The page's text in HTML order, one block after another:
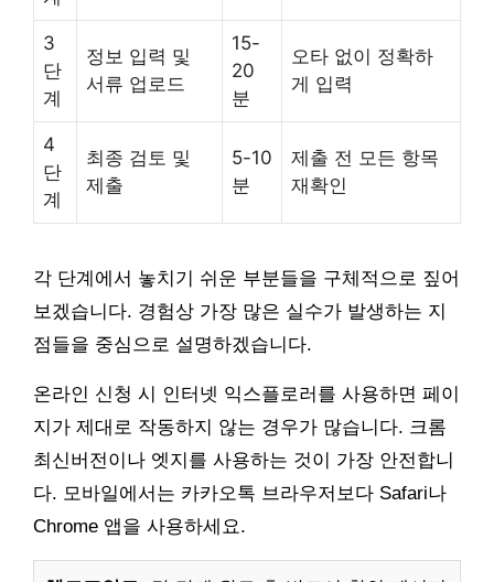
3
단
계
정보 입력 및
서류 업로드
15-
20
분
오타 없이 정확하
게 입력
4
단
계
최종 검토 및
제출
5-10
분
제출 전 모든 항목
재확인
각 단계에서 놓치기 쉬운 부분들을 구체적으로 짚어
보겠습니다. 경험상 가장 많은 실수가 발생하는 지
점들을 중심으로 설명하겠습니다.
온라인 신청 시 인터넷 익스플로러를 사용하면 페이
지가 제대로 작동하지 않는 경우가 많습니다. 크롬
최신버전이나 엣지를 사용하는 것이 가장 안전합니
다. 모바일에서는 카카오톡 브라우저보다 Safari나
Chrome 앱을 사용하세요.